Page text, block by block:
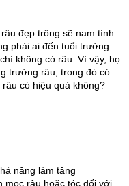
đẹp trông sẽ nam tính
phải ai đến tuổi trưởng
không có râu. Vì vậy, họ
trưởng râu, trong đó có
có hiệu quả không?
năng làm tăng
mọc râu hoặc tóc đối với